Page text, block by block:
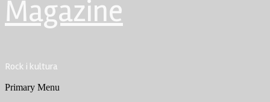
Magazine
Rock i kultura
Primary Menu